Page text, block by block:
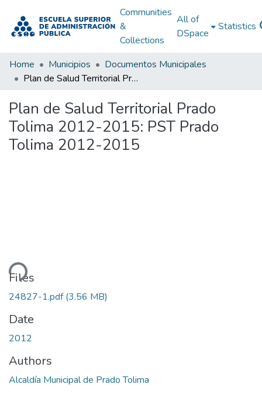
Communities
&
Collections
All of
DSpace
Statistics
Home Municipios
Documentos Municipales
Plan de Salud Territorial Prado Tolima 2012-2015: PST Prado Tolima 2012-2015
Plan de Salud Territorial Prado
Tolima 2012-2015: PST Prado
Tolima 2012-2015
Files
24827-1.pdf(3.56 MB)
Date
2012
Authors
Alcaldía Municipal de Prado Tolima